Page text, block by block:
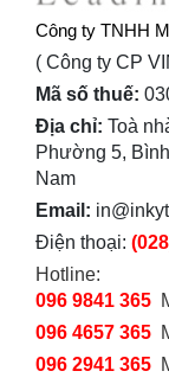
Công ty TNHH
( Công ty CP
Mã số thuế:
Địa chỉ: Toà
Phường 5,
Nam
Email:
Điện thoại:
Hotline:
096 9841 365
096 4657 365
096 2941 365